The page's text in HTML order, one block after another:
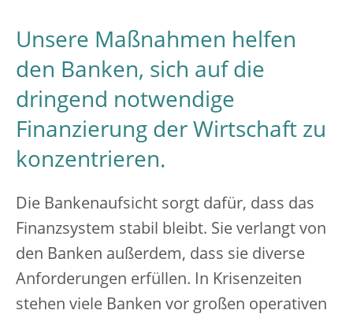
Unsere Maßnahmen helfen
den Banken, sich auf die
dringend notwendige
Finanzierung der Wirtschaft zu
konzentrieren.
Die Bankenaufsicht sorgt dafür, dass das
Finanzsystem stabil bleibt. Sie verlangt von
den Banken außerdem, dass sie diverse
Anforderungen erfüllen. In Krisenzeiten
stehen viele Banken vor großen operativen